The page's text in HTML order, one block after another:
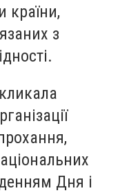
країни,
з
Дня і